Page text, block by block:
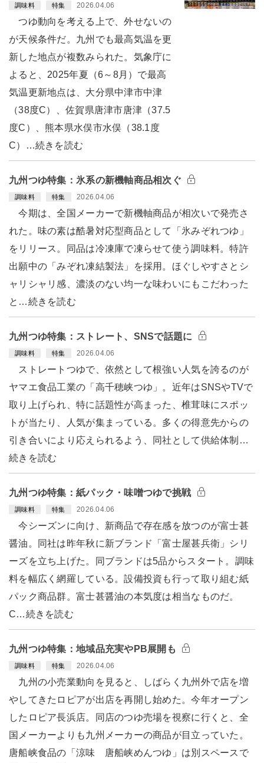
調味料 特集 2026.04.06
つゆ動向を考える上で、外せないの
が天候条件だ。九州でも最高気温を更
新した地点が複数みられた。気象庁に
よると、2025年夏（6～8月）で最高
気温更新地点は、大分県中津市中津
（38度C）、佐賀県唐津市唐津（37.5
度C）、熊本県水俣市水俣（38.1度
C）…続きを読む
九州つゆ特集：氷系の新機軸商品相次ぐ
調味料 特集 2026.04.06
今期は、全国メーカーで新機軸商品が相次いで発売さ
れた。味の素は酷暑対応型商品として「氷みぞれつゆ」
をリリース。同品は冷凍庫で凍らせて使う調味料。特許
出願中の「みぞれ凍結製法」を採用。ほぐしやすさとシ
ャリシャリ感、濃淡のない均一な味わいにもこだわった
と…続きを読む
九州つゆ特集：ストレート、SNSで話題に
調味料 特集 2026.04.06
ストレートつゆで、依然として根強い人気を誇るのが
ヤマエ食品工業の「高千穂峡つゆ」。近年はSNSやTVで
取り上げられ、特に話題性が高まった、椎茸味にスポッ
トが当たり、人気が集まっている。多くの得意先からの
引き合いにより応えられるよう、同社として供給体制…
続きを読む
九州つゆ特集：紙パック・味噌つゆで挑戦
調味料 特集 2026.04.06
今シーズンに向け、新商品で存在感を放つのが富士甚
醤油。同社は昨年秋に新ブランド「富士屋甚兵衛」シリ
ーズを立ち上げた。同ブランドは5品からスタート。調味
料を幅広く網羅している。設備投資も行って取り組む紙
パック商品群。富士甚醤油の本気度は相当なものだ。
C…続きを読む
九州つゆ特集：地域品充実やPB展開も
調味料 特集 2026.04.06
九州の小売業動向を見ると、しばらく九州外で店を増
やしてきたロピアが出店を再開し始めた。今年オープン
したロピア長浜店。同店のつゆ売場を視察に行くと、全
国メーカーよりも九州メーカーの商品が目立っていた。
唐船峡食品の「涼味 唐船峡めんつゆ」は別スペースで